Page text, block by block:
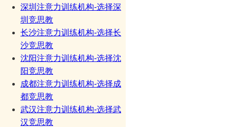
深圳注意力训练机构-选择深
圳竞思教
长沙注意力训练机构-选择长
沙竞思教
沈阳注意力训练机构-选择沈
阳竞思教
成都注意力训练机构-选择成
都竞思教
武汉注意力训练机构-选择武
汉竞思教